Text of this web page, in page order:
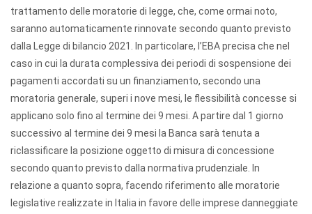
trattamento delle moratorie di legge, che, come ormai noto,
saranno automaticamente rinnovate secondo quanto previsto
dalla Legge di bilancio 2021. In particolare, l’EBA precisa che nel
caso in cui la durata complessiva dei periodi di sospensione dei
pagamenti accordati su un finanziamento, secondo una
moratoria generale, superi i nove mesi, le flessibilità concesse si
applicano solo fino al termine dei 9 mesi. A partire dal 1 giorno
successivo al termine dei 9 mesi la Banca sarà tenuta a
riclassificare la posizione oggetto di misura di concessione
secondo quanto previsto dalla normativa prudenziale. In
relazione a quanto sopra, facendo riferimento alle moratorie
legislative realizzate in Italia in favore delle imprese danneggiate